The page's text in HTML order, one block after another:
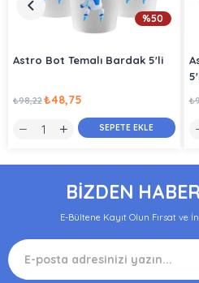
Astro Bot Temalı Bardak 5'li
₺48,75
₺98,22
SEPETE EKLE
%50
BİZDEN
E-Bültene Kayıt Olun Fırsat ve